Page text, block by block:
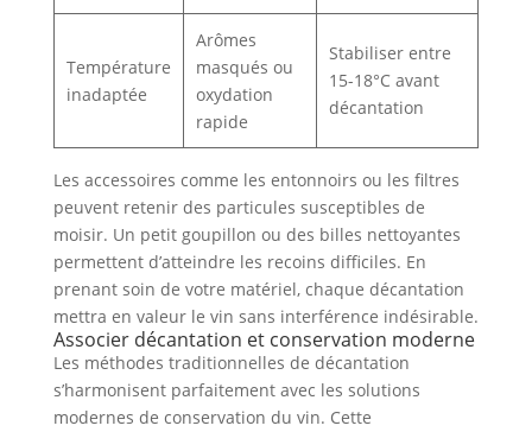
Température
inadaptée
Arômes
masqués ou
oxydation
rapide
Stabiliser entre
15-18°C avant
décantation
Les accessoires comme les entonnoirs ou les filtres
peuvent retenir des particules susceptibles de
moisir. Un petit goupillon ou des billes nettoyantes
permettent d’atteindre les recoins difficiles. En
prenant soin de votre matériel, chaque décantation
mettra en valeur le vin sans interférence indésirable.
Associer décantation et conservation moderne
Les méthodes traditionnelles de décantation
s’harmonisent parfaitement avec les solutions
modernes de conservation du vin. Cette